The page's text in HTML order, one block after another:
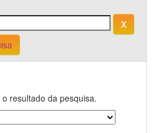
resultado da pesquisa.